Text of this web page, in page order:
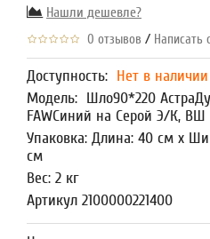
Нашли дешевле?
0 отзывов / Написать
Доступность: Нет в наличии
Модель: Шло90*220
FAWСиний на Серой Э/К, ВШ
Упаковка: Длина: 40 см x
см
Вес: 2 кг
Артикул 2100000221400